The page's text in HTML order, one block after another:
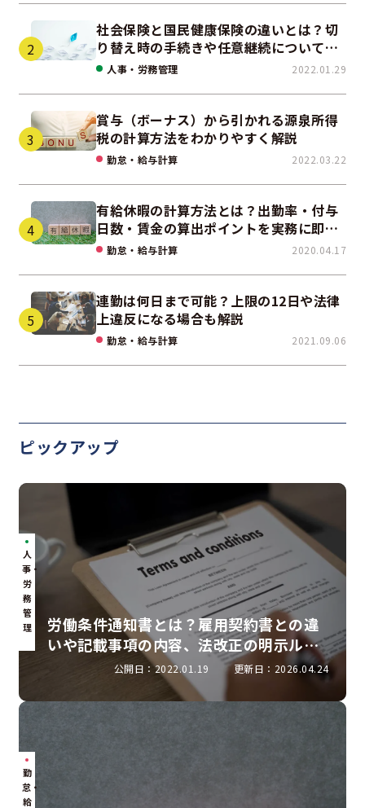
社会保険と国民健康保険の違いとは？切
り替え時の手続きや任意継続について解
説！
人事・労務管理 2022.01.29
賞与（ボーナス）から引かれる源泉所得
税の計算方法をわかりやすく解説
勤怠・給与計算 2022.03.22
有給休暇の計算方法とは？出勤率・付与
日数・賃金の算出ポイントを実務に即し
て解説
勤怠・給与計算 2020.04.17
連勤は何日まで可能？上限の12日や法律
上違反になる場合も解説
勤怠・給与計算 2021.09.06
ピックアップ
人
事・
労
務
管
理
労働条件通知書とは？雇用契約書との違
いや記載事項の内容、法改正の明示ルー
ルを解説
公開日：2022.01.19 更新日：2026.04.24
勤
怠・
給